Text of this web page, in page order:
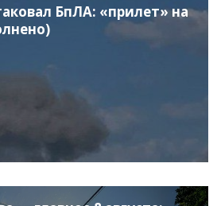
БпЛА: «прилет» на